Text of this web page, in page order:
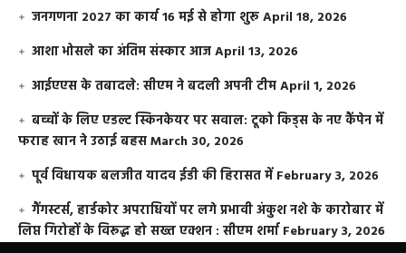
जनगणना 2027 का कार्य 16 मई से होगा शुरूApril 18, 2026
आशा भोसले का अंतिम संस्कार आजApril 13, 2026
आईएएस के तबादले: सीएम ने बदली अपनी टीमApril 1, 2026
बच्चों के लिए एडल्ट स्किनकेयर पर सवाल: टूको किड्स के नए कैंपेन में
फराह खान ने उठाई बहसMarch 30, 2026
पूर्व विधायक बलजीत यादव ईडी की हिरासत में February 3, 2026
गैंगस्टर्स, हार्डकोर अपराधियों पर लगे प्रभावी अंकुश नशे के कारोबार में
लिप्त गिरोहों के विरूद्ध हो सख्त एक्शन : सीएम शर्मा February 3, 2026